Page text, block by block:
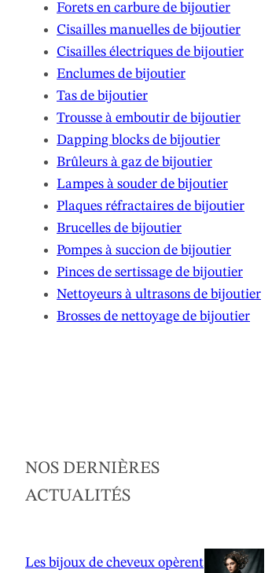
Forets en carbure de bijoutier
Cisailles manuelles de bijoutier
Cisailles électriques de bijoutier
Enclumes de bijoutier
Tas de bijoutier
Trousse à emboutir de bijoutier
Dapping blocks de bijoutier
Brûleurs à gaz de bijoutier
Lampes à souder de bijoutier
Plaques réfractaires de bijoutier
Brucelles de bijoutier
Pompes à succion de bijoutier
Pinces de sertissage de bijoutier
Nettoyeurs à ultrasons de bijoutier
Brosses de nettoyage de bijoutier
NOS DERNIÈRES
ACTUALITÉS
Les bijoux de cheveux opèrent